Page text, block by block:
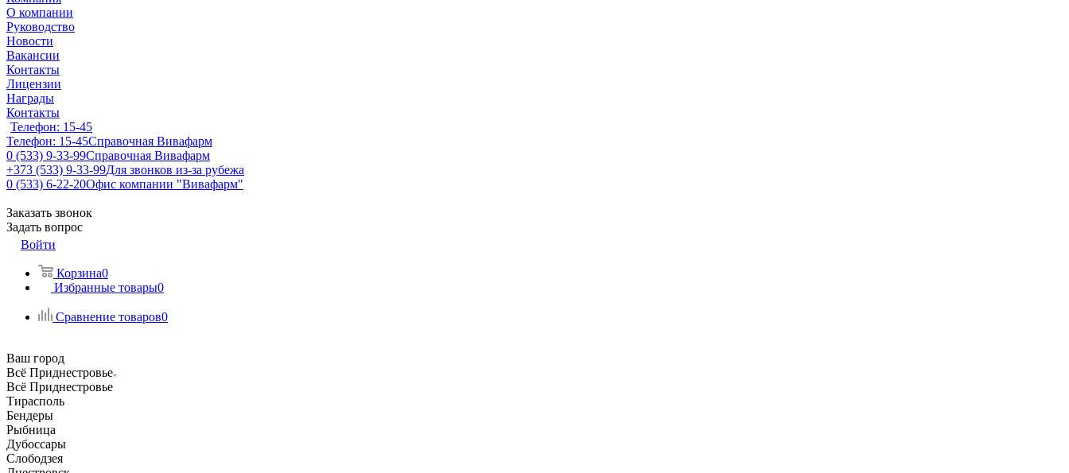
О компании
Руководство
Новости
Вакансии
Контакты
Лицензии
Награды
Контакты
Телефон: 15-45
Телефон: 15-45Справочная Вивафарм
0 (533) 9-33-99Справочная Вивафарм
+373 (533) 9-33-99Для звонков из-за рубежа
0 (533) 6-22-20Офис компании "Вивафарм"
Заказать звонок
Задать вопрос
Войти
Корзина0
Избранные товары0
Сравнение товаров0
Ваш город
Всё Приднестровье
Всё Приднестровье
Тирасполь
Бендеры
Рыбница
Дубоссары
Слободзея